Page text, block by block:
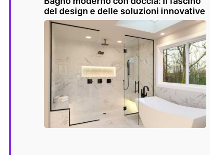
del design e delle soluzioni innovative